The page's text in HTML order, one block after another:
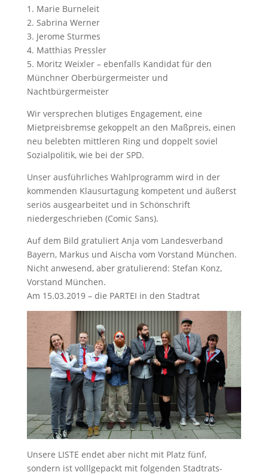
1. Marie Burneleit
2. Sabrina Werner
3. Jerome Sturmes
4. Matthias Pressler
5. Moritz Weixler – ebenfalls Kandidat für den
Münchner Oberbürgermeister und
Nachtbürgermeister
Wir versprechen blutiges Engagement, eine
Mietpreisbremse gekoppelt an den Maßpreis, einen
neu belebten mittleren Ring und doppelt soviel
Sozialpolitik, wie bei der SPD.
Unser ausführliches Wahlprogramm wird in der
kommenden Klausurtagung kompetent und äußerst
seriös ausgearbeitet und in Schönschrift
niedergeschrieben (Comic Sans).
Auf dem Bild gratuliert Anja vom Landesverband
Bayern, Markus und Aischa vom Vorstand München.
Nicht anwesend, aber gratulierend: Stefan Konz,
Vorstand München.
Am 15.03.2019 – die PARTEI in den Stadtrat
Unsere LISTE endet aber nicht mit Platz fünf,
sondern ist volllgepackt mit folgenden Stadtrats-